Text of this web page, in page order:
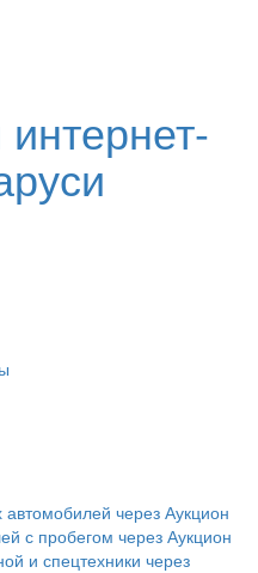
через Аукцион
с пробегом через Аукцион
и спецтехники через